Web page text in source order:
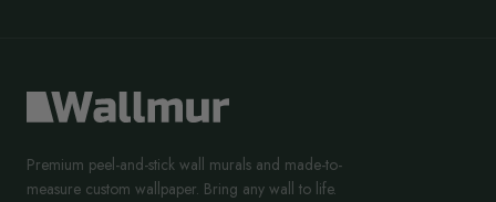
Premium peel-and-stick wall murals and made-to-
measure custom wallpaper. Bring any wall to life.